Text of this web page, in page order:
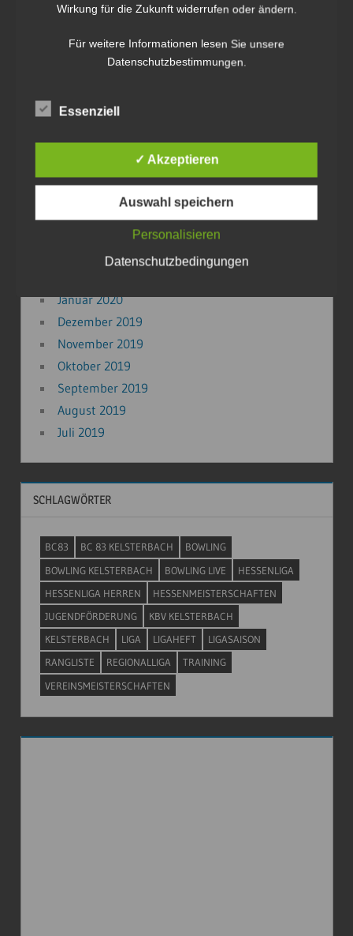
Mai 2023
September 2022
Januar 2022
Oktober 2020
September 2020
Mai 2020
Januar 2020
Dezember 2019
November 2019
Oktober 2019
September 2019
August 2019
Juli 2019
SCHLAGWÖRTER
BC83 BC 83 KELSTERBACH
BOWLING
BOWLING KELSTERBACH
BOWLING LIVE
HESSENLIGA
HESSENLIGA HERREN
HESSENMEISTERSCHAFTEN
JUGENDFÖRDERUNG
KBV KELSTERBACH
KELSTERBACH
LIGA LIGAHEFT
LIGASAISON
RANGLISTE
REGIONALLIGA
TRAINING
VEREINSMEISTERSCHAFTEN
Wirkung für die Zukunft widerrufen oder ändern.
Für weitere Informationen lesen Sie unsere
Datenschutzbestimmungen.
Essenziell
✓ Akzeptieren
Auswahl speichern
Personalisieren
Datenschutzbedingungen